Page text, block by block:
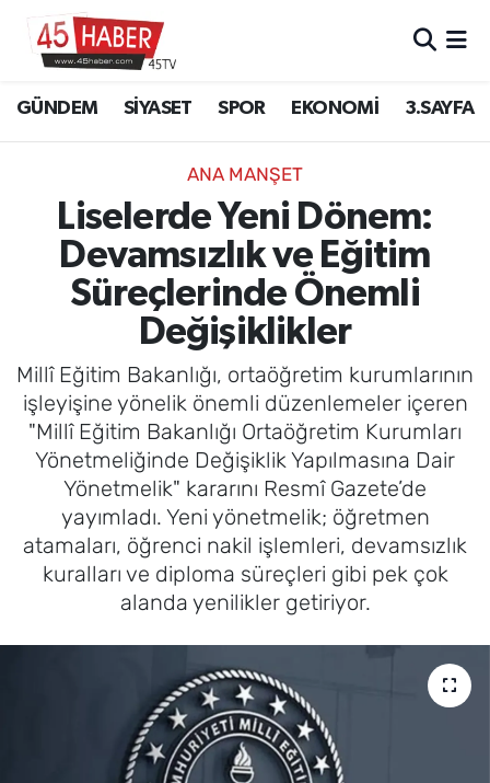
GÜNDEM SİYASET SPOR EKONOMİ 3.SAYFA
ANA MANŞET
Liselerde Yeni Dönem:
Devamsızlık ve Eğitim
Süreçlerinde Önemli
Değişiklikler
Millî Eğitim Bakanlığı, ortaöğretim kurumlarının
işleyişine yönelik önemli düzenlemeler içeren
"Millî Eğitim Bakanlığı Ortaöğretim Kurumları
Yönetmeliğinde Değişiklik Yapılmasına Dair
Yönetmelik" kararını Resmî Gazete’de
yayımladı. Yeni yönetmelik; öğretmen
atamaları, öğrenci nakil işlemleri, devamsızlık
kuralları ve diploma süreçleri gibi pek çok
alanda yenilikler getiriyor.
SİYASET
SPOR
EKONOMİ
3.SAYFA
EĞİTİM
SAĞLIK
YAŞAM
MAGAZİN
Manisa Hava Durumu
Manisa Namaz Vakitleri
Manisa Trafik Yoğunluk Haritası
Süper Lig Puan Durumu ve Fikstür
Tüm Manşetler
Son Dakika Haberleri
Haber Arşivi